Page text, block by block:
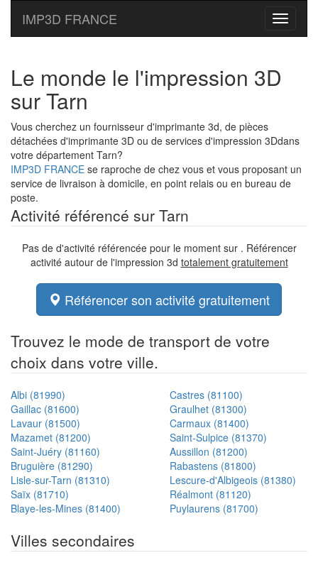
Toggle
IMP3D FRANCE
Le monde le l'impression 3D
sur Tarn
Vous cherchez un fournisseur d'imprimante 3d, de pièces
détachées d'imprimante 3D ou de services d'impression 3Ddans
votre département Tarn?
IMP3D FRANCE se raproche de chez vous et vous proposant un
service de livraison à domicile, en point relais ou en bureau de
poste.
Activité référencé sur Tarn
Pas de d'activité référencée pour le moment sur . Référencer
activité autour de l'impression 3d totalement gratuitement
Référencer son activité gratuitement
Trouvez le mode de transport de votre
choix dans votre ville.
Albi (81990)
Castres (81100)
Gaillac (81600)
Graulhet (81300)
Lavaur (81500)
Carmaux (81400)
Mazamet (81200)
Saint-Sulpice (81370)
Saint-Juéry (81160)
Aussillon (81200)
Bruguière (81290)
Rabastens (81800)
Lisle-sur-Tarn (81310)
Lescure-d'Albigeois (81380)
Saïx (81710)
Réalmont (81120)
Blaye-les-Mines (81400)
Puylaurens (81700)
Villes secondaires